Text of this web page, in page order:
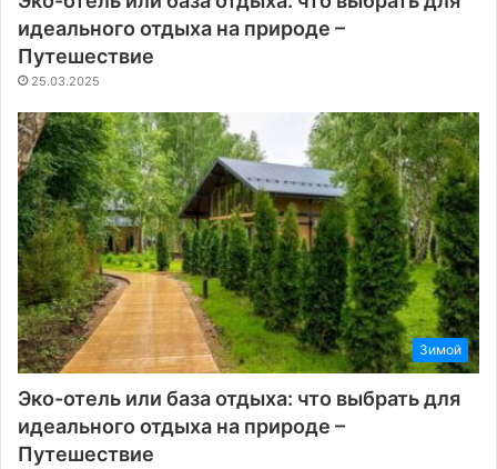
идеального отдыха на природе –
Путешествие
25.03.2025
Зимой
Эко-отель или база отдыха: что выбрать для
идеального отдыха на природе –
Путешествие